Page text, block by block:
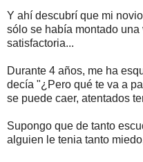
Y ahí descubrí que mi
sólo se había montado
satisfactoria...
Durante 4 años, me ha
decía "¿Pero qué te va a
se puede caer, atentados
Supongo que de tanto
alguien le tenia tanto